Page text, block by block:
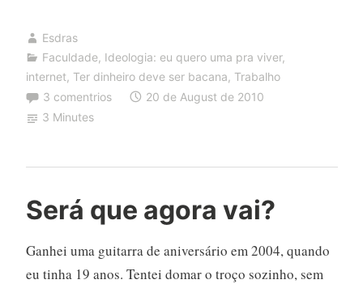
Esdras
Faculdade, Ideologia: eu quero uma pra viver,
internet, Ter dinheiro deve ser bacana, Trabalho
3 comentrios
20 de August de 2010
3 Minutes
Será que agora vai?
Ganhei uma guitarra de aniversário em 2004, quando
eu tinha 19 anos. Tentei domar o troço sozinho, sem